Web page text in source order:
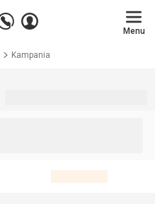
Zadzwoń
+48 71 771 76 55
Zaloguj
Menu
Kampania